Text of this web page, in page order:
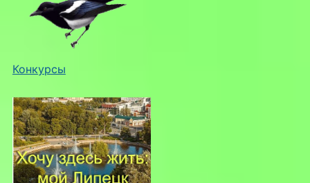
Конкурсы